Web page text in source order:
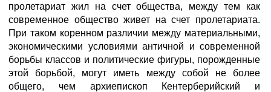
пролетариат жил на счет общества, между тем как
современное общество живет на счет пролетариата.
При таком коренном различии между материальными,
экономическими условиями античной и современной
борьбы классов и политические фигуры, порожденные
этой борьбой, могут иметь между собой не более
общего, чем архиепископ Кентерберийский и